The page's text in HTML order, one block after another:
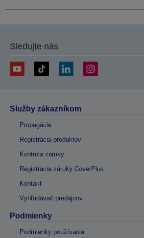
Sledujte nás
Služby zákazníkom
Propagácie
Registrácia produktov
Kontrola záruky
Registrácia záruky CoverPlus
Kontakt
Vyhľadávač predajcov
Podmienky
Podmienky používania